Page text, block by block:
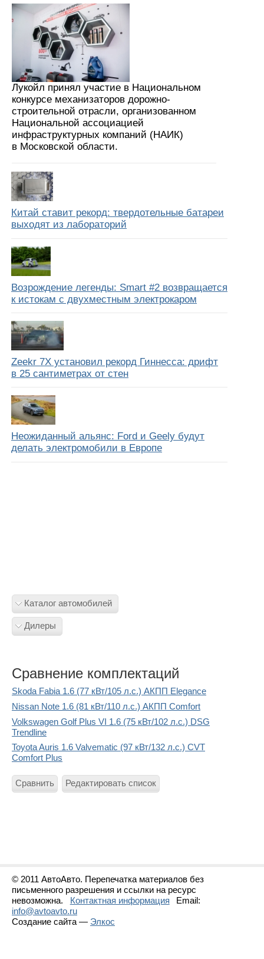
Лукойл принял участие в Национальном
конкурсе механизаторов дорожно-
строительной отрасли, организованном
Национальной ассоциацией
инфраструктурных компаний (НАИК)
в Московской области.
Китай ставит рекорд: твердотельные батареи
выходят из лабораторий
Возрождение легенды: Smart #2 возвращается
к истокам с двухместным электрокаром
Zeekr 7X установил рекорд Гиннесса: дрифт
в 25 сантиметрах от стен
Неожиданный альянс: Ford и Geely будут
делать электромобили в Европе
Каталог автомобилей
Дилеры
Сравнение комплектаций
Skoda Fabia 1.6 (77 кВт/105 л.с.) АКПП Elegance
Nissan Note 1.6 (81 кВт/110 л.с.) АКПП Comfort
Volkswagen Golf Plus VI 1.6 (75 кВт/102 л.с.) DSG
Trendline
Toyota Auris 1.6 Valvematic (97 кВт/132 л.с.) CVT
Comfort Plus
Сравнить Редактировать список
© 2011 АвтоАвто. Перепечатка материалов без
письменного разрешения и ссылки на ресурс
невозможна.
Контактная информация
Email:
info@avtoavto.ru
Создание сайта — Элкос